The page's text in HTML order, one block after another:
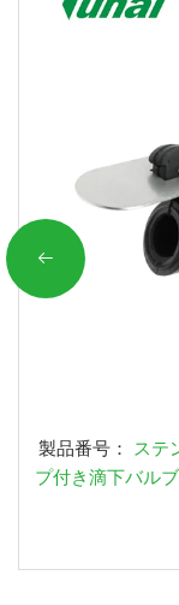
製品番号： ステ
プ付き滴下バル